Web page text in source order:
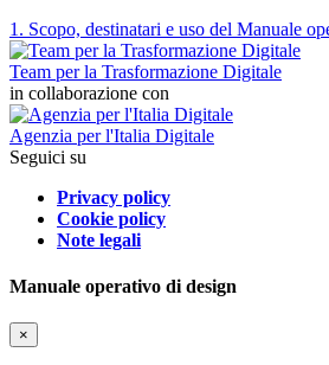
1. Scopo, destinatari e uso del Manuale
Team per la Trasformazione Digitale
in collaborazione con
Agenzia per l'Italia Digitale
Seguici su
Privacy policy
Cookie policy
Note legali
Manuale operativo di design
×